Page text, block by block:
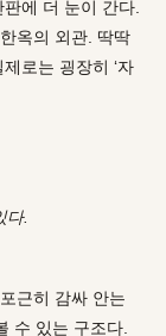
에 더 눈이 간다.
옥의 외관. 딱딱
로는 굉장히 ‘자
다.
근히 감싸 안는
수 있는 구조다.